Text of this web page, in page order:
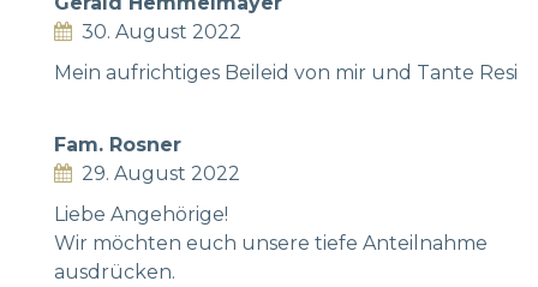
30. August 2022
Mein aufrichtiges Beileid von mir und Tante Resi
Fam. Rosner
29. August 2022
Liebe Angehörige!
Wir möchten euch unsere tiefe Anteilnahme
ausdrücken.